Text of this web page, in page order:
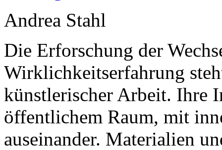
Andrea Stahl
Die Erforschung der
Wirklichkeitserfahrung
künstlerischer Arbeit. Ihre
öffentlichem Raum, mit
auseinander. Materialien